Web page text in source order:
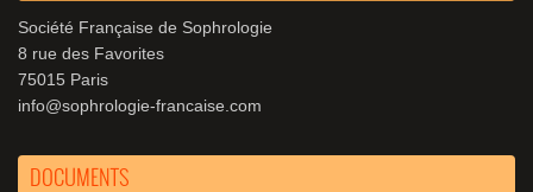
Société Française de Sophrologie
8 rue des Favorites
75015 Paris
info@sophrologie-francaise.com
DOCUMENTS